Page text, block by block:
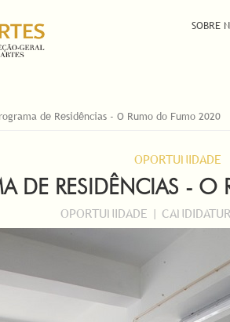
SOBRE
de Residências - O Rumo do Fumo 2020
OPORTUNIDADE
DE RESIDÊNCIAS -
OPORTUNIDADE |